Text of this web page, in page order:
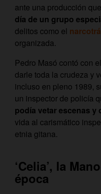
ante una producción
día de un grupo
delitos como el
organizada.
Pedro Masó contó con
darle toda la crudeza y
incluso en pleno 1989,
un inspector de policía
podía vetar escenas y
vida al carismático
etnia gitana.
‘Celia’, la
época